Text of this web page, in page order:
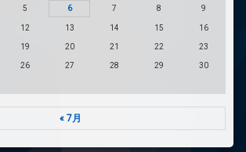
5 6 7 8 9
12 13 14 15 16
19 20 21 22 23
26 27 28 29 30
« 7月